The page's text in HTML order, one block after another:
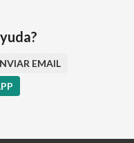
EMAIL